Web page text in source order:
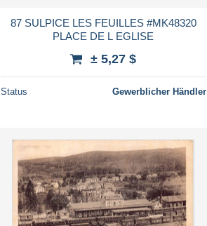
87 SULPICE LES FEUILLES #MK48320
PLACE DE L EGLISE
± 5,27 $
Status Gewerblicher Händler